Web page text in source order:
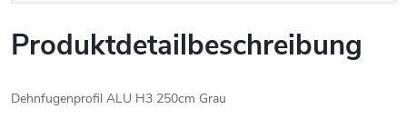
Produktdetailbeschreibung
Dehnfugenprofil ALU H3 250cm Grau